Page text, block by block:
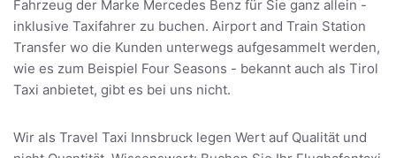
Fahrzeug der Marke Mercedes Benz für Sie ganz allein -
inklusive Taxifahrer zu buchen. Airport and Train Station
Transfer wo die Kunden unterwegs aufgesammelt werden,
wie es zum Beispiel Four Seasons - bekannt auch als Tirol
Taxi anbietet, gibt es bei uns nicht.
Wir als Travel Taxi Innsbruck legen Wert auf Qualität und